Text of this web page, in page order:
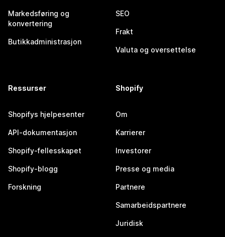
Markedsføring og
konvertering
Butikkadministrasjon
SEO
Frakt
Valuta og oversettelse
Ressurser
Shopifys hjelpesenter
API-dokumentasjon
Shopify-fellesskapet
Shopify-blogg
Forskning
Shopify
Om
Karrierer
Investorer
Presse og media
Partnere
Samarbeidspartnere
Juridisk